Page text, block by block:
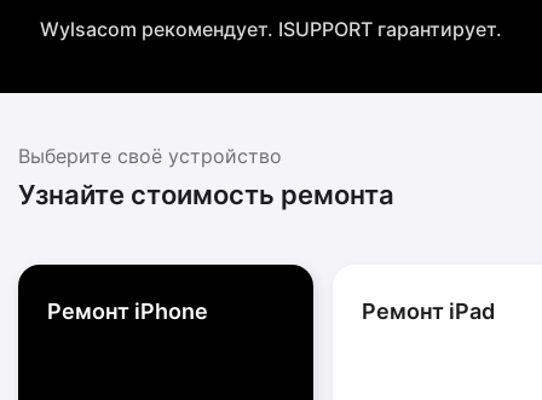
Wylsacom рекомендует. ISUPPORT гарантирует.
Выберите своё устройство
Узнайте стоимость ремонта
Ремонт iPhone Ремонт iPad